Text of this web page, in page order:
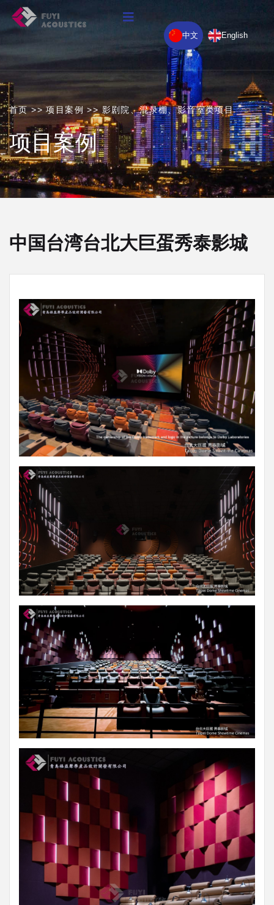
中文 English
首页>>项目案例 >> 影剧院、混录棚、影音室类项目
项目案例
中国台湾台北大巨蛋秀泰影城